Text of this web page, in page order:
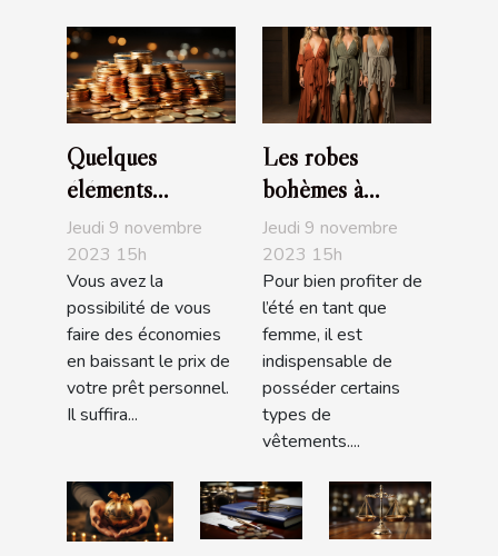
Quelques
éléments
nécessaires pour
baisser le prix de
son prêt
personnel
Jeudi 9 novembre
2023 15h
Vous avez la
possibilité de vous
faire des économies
en baissant le prix de
votre prêt personnel.
Il suffira...
Les robes
bohèmes à
acheter
obligatoirement
pour l’été
Jeudi 9 novembre
2023 15h
Pour bien profiter de
l’été en tant que
femme, il est
indispensable de
posséder certains
types de
vêtements....